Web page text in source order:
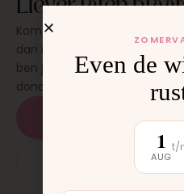
Kom langs in onze
dan monteren wij het
ben je binnen 15 tot 20
donderdag en zaterdag, op
Plan een afspraak
App: 06 - 2862 1330
Even de
1
AUG
t/